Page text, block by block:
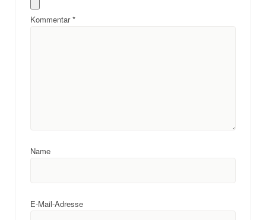
Kommentar*
Name
E-Mail-Adresse